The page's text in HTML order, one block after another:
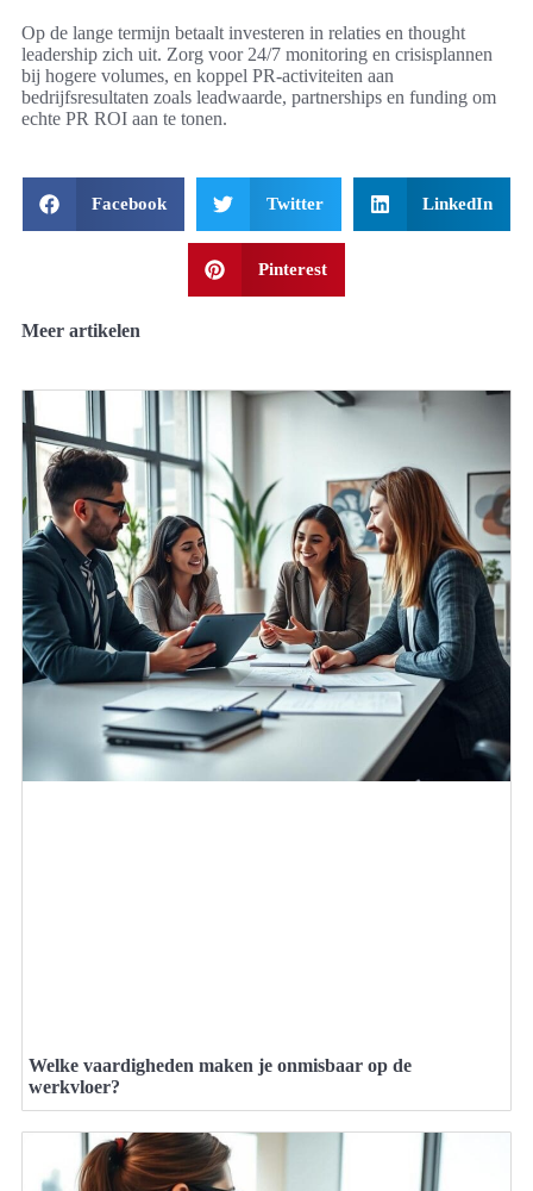
Op de lange termijn betaalt investeren in relaties en thought
leadership zich uit. Zorg voor 24/7 monitoring en crisisplannen
bij hogere volumes, en koppel PR-activiteiten aan
bedrijfsresultaten zoals leadwaarde, partnerships en funding om
echte PR ROI aan te tonen.
Facebook Twitter LinkedIn
Pinterest
Meer artikelen
Welke vaardigheden maken je onmisbaar op de
werkvloer?